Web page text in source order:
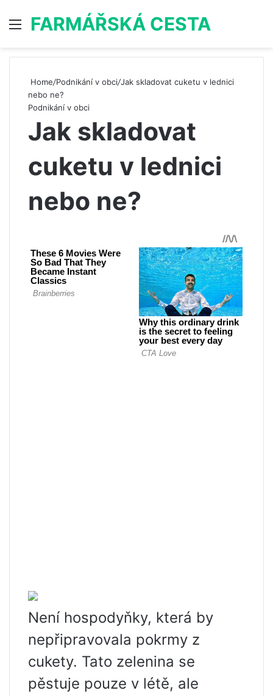
Menu
FARMÁŘSKÁ CESTA
Home/Podnikání v obci/Jak skladovat cuketu v lednici
nebo ne?
Podnikání v obci
Jak skladovat
cuketu v lednici
nebo ne?
Není hospodyňky, která by
nepřipravovala pokrmy z
cukety. Tato zelenina se
pěstuje pouze v létě, ale